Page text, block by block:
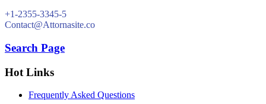
+1-2355-3345-5
Contact@Attornasite.co
Search Page
Hot Links
Frequently Asked Questions